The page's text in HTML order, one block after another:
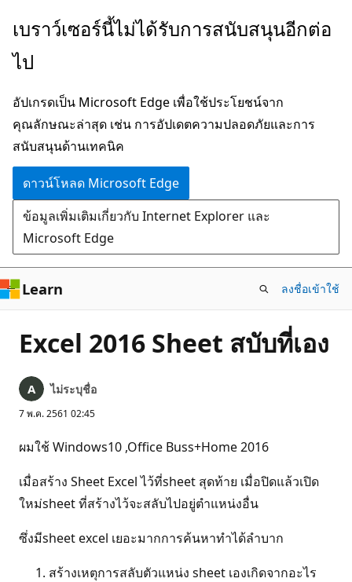
ข้าม
ยัง
หลัก
เบราว์เซอร์นี้ไม่ได้รับการสนับสนุนอีกต่อ
ไป
อัปเกรดเป็น Microsoft Edge เพื่อใช้ประโยชน์จาก
คุณลักษณะล่าสุด เช่น การอัปเดตความปลอดภัยและการ
สนับสนุนด้านเทคนิค
ดาวน์โหลด Microsoft Edge
ข้อมูลเพิ่มเติมเกี่ยวกับ Internet Explorer และ
Microsoft Edge
Learn ลงชื่อเข้าใช้
Excel 2016 Sheet สบับที่เอง
ไม่ระบุชื่อ
7 พ.ค. 2561 02:45
ผมใช้ Windows10 ,Office Buss+Home 2016
เมื่อสร้าง Sheet Excel ไว้ที่sheet สุดท้าย เมื่อปิดแล้วเปิด
ใหม่sheet ที่สร้างไว้จะสลับไปอยู่ตำแหน่งอื่น
ซึ่งมีsheet excel เยอะมากการค้นหาทำได้ลำบาก
สร้างเหตุการสลับตัวแหน่ง sheet เองเกิดจากอะไร